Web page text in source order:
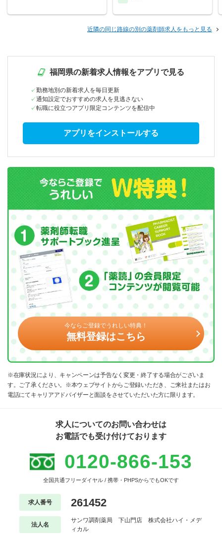
近隣の同じ路線の別の薬剤師求人をもっと見る
福岡県の新着求人情報をアプリで見る
勤務地別の新着求人を毎日更新
通知設定でおすすめの求人を見逃さない
転職に役立つアプリ限定コンテンツを配信中
アプリをインストールする
今ならご登録でうれしい特典！
無料登録はこちら
※在庫状況により、キャンペーンは予告なく変更・終了する場合がございま
す。ご了承ください。※本ウェブサイトからご登録いただき、ご来社またはお
電話にてキャリアアドバイザーと面談をさせていただいた方に限ります。
求人についてのお問い合わせは
お電話でも受け付けております
0120-866-153
全国共通フリーダイヤル / 携帯・PHPSからでもOKです
求人番号 261452
法人名
サンワ調剤薬局 下山門店 株式会社ハイ・メデ
ィカル